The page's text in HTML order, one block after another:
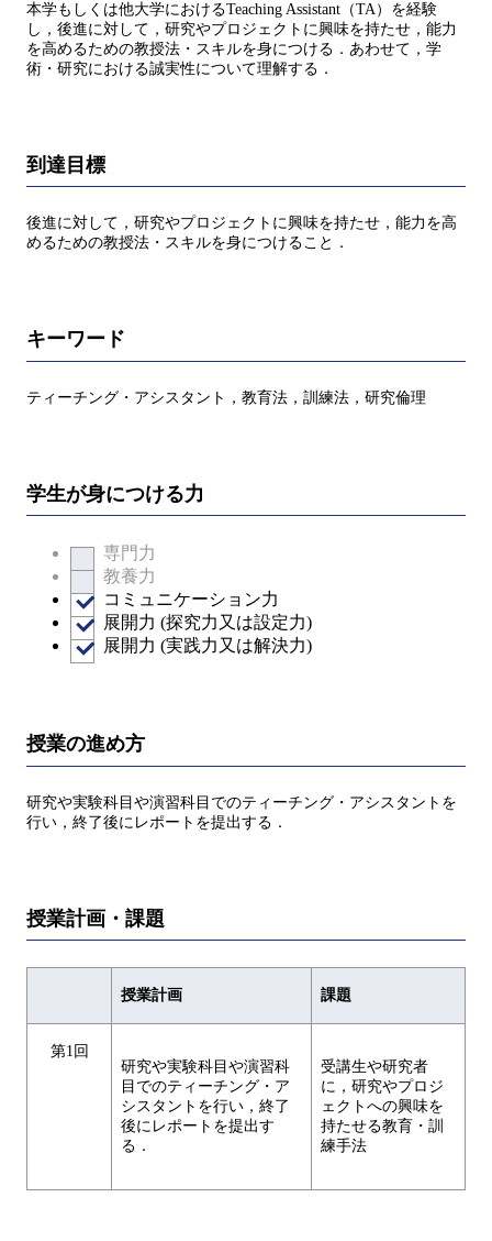
本学もしくは他大学におけるTeaching Assistant（TA）を経験
し，後進に対して，研究やプロジェクトに興味を持たせ，能力
を高めるための教授法・スキルを身につける．あわせて，学
術・研究における誠実性について理解する．
到達目標
後進に対して，研究やプロジェクトに興味を持たせ，能力を高
めるための教授法・スキルを身につけること．
キーワード
ティーチング・アシスタント，教育法，訓練法，研究倫理
学生が身につける力
専門力
教養力
コミュニケーション力
展開力 (探究力又は設定力)
展開力 (実践力又は解決力)
授業の進め方
研究や実験科目や演習科目でのティーチング・アシスタントを
行い，終了後にレポートを提出する．
授業計画・課題
授業計画 課題
第1回
研究や実験科目や演習科
目でのティーチング・ア
シスタントを行い，終了
後にレポートを提出す
る．
受講生や研究者
に，研究やプロジ
ェクトへの興味を
持たせる教育・訓
練手法